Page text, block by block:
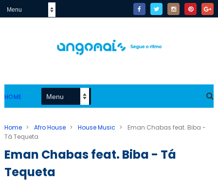
HOME
Home > Afro House > House Music >
Eman Chabas feat. Biba -
Tá Tequeta
Eman Chabas feat. Biba - Tá
Tequeta